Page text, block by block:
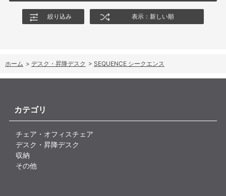
絞り込み 表示：新しい順
ホーム > デスク・昇降デスク > SEQUENCE シークエンス
カテゴリ
チェア・オフィスチェア
デスク・昇降デスク
収納
その他